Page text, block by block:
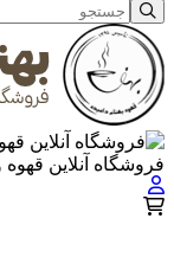
فروشگاه آنلاین
جستجو